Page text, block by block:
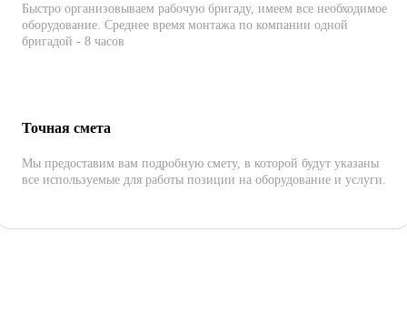
Быстро организовываем рабочую бригаду, имеем все необходимое
оборудование. Среднее время монтажа по компании одной
бригадой - 8 часов
Точная смета
Мы предоставим вам подробную смету, в которой будут указаны
все используемые для работы позиции на оборудование и услуги.